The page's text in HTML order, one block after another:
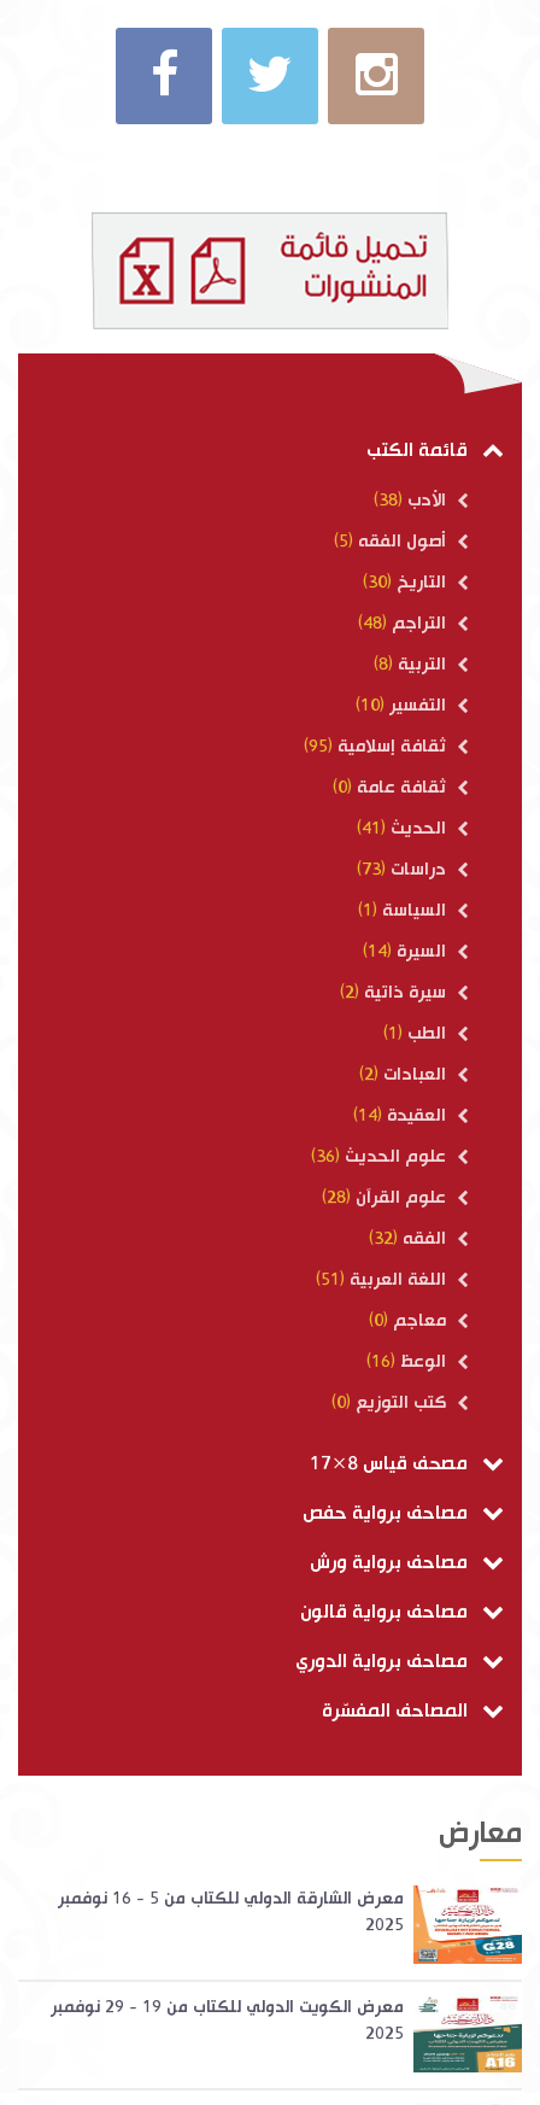
قائمة الكتب
الأدب (38)
أصول الفقه (5)
التاريخ (30)
التراجم (48)
التربية (8)
التفسير (10)
ثقافة إسلامية (95)
ثقافة عامة (0)
الحديث (41)
دراسات (73)
السياسة (1)
السيرة (14)
سيرة ذاتية (2)
الطب (1)
العبادات (2)
العقيدة (14)
علوم الحديث (36)
علوم القرآن (28)
الفقه (32)
اللغة العربية (51)
معاجم (0)
الوعظ (16)
كتب التوزيع (0)
مصحف قياس 8×17
مصاحف برواية حفص
مصاحف برواية ورش
مصاحف برواية قالون
مصاحف برواية الدوري
المصاحف المفسّرة
معارض
معرض الشارقة الدولي للكتاب من 5 - 16 نوفمبر
2025
معرض الكويت الدولي للكتاب من 19 - 29 نوفمبر
2025